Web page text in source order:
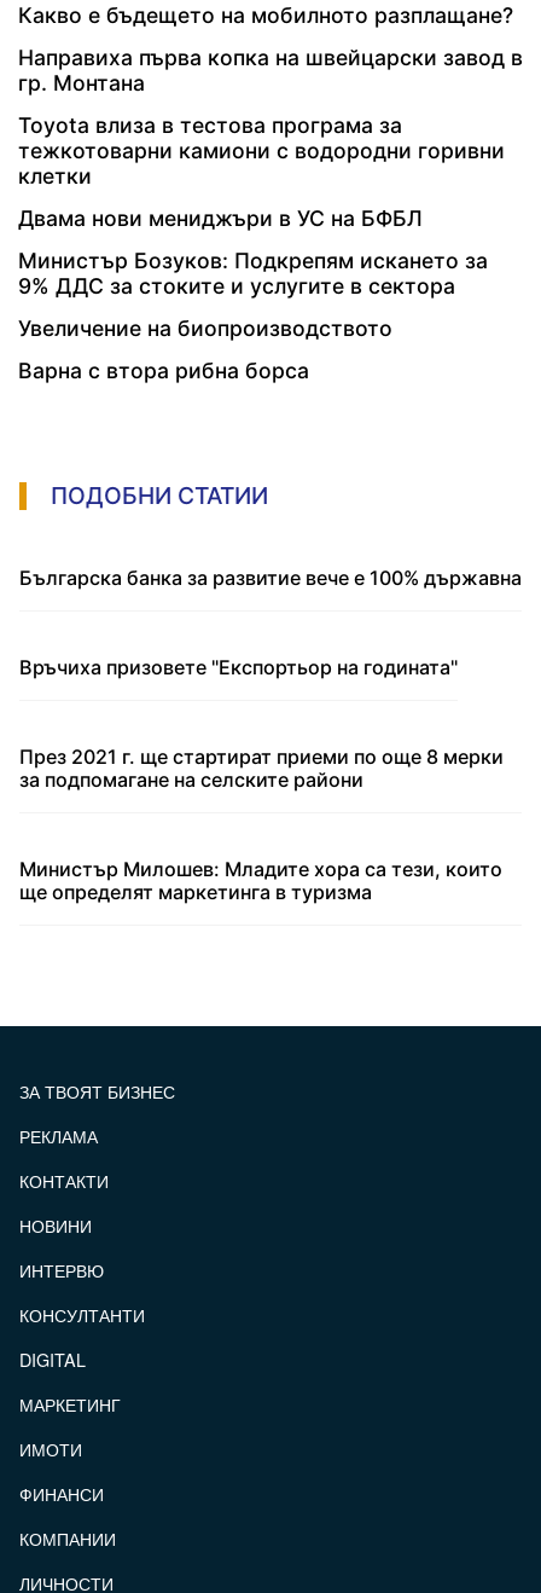
Какво е бъдещето на мобилното разплащане?
Направиха първа копка на швейцарски завод в
гр. Монтана
Toyota влиза в тестова програма за
тежкотоварни камиони с водородни горивни
клетки
Двама нови мениджъри в УС на БФБЛ
Министър Бозуков: Подкрепям искането за
9% ДДС за стоките и услугите в сектора
Увеличение на биопроизводството
Варна с втора рибна борса
ПОДОБНИ СТАТИИ
Българска банка за развитие вече е 100% държавна
Връчиха призовете "Експортьор на годината"
През 2021 г. ще стартират приеми по още 8 мерки
за подпомагане на селските райони
Министър Милошев: Младите хора са тези, които
ще определят маркетинга в туризма
ЗА ТВОЯТ БИЗНЕС
РЕКЛАМА
КОНТАКТИ
НОВИНИ
ИНТЕРВЮ
КОНСУЛТАНТИ
DIGITAL
МАРКЕТИНГ
ИМОТИ
ФИНАНСИ
КОМПАНИИ
ЛИЧНОСТИ